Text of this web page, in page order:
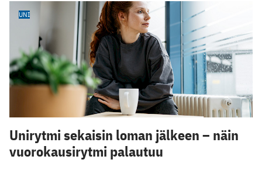
UNI
Unirytmi sekaisin loman jälkeen – näin
vuorokausirytmi palautuu